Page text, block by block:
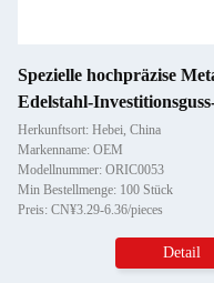
Spezielle hochpräzise
Edelstahl-
Herkunftsort: Hebei, China
Markenname: OEM
Modellnummer: ORIC0053
Min Bestellmenge: 100 Stück
Preis: CN¥3.29-6.36/pieces
Detail